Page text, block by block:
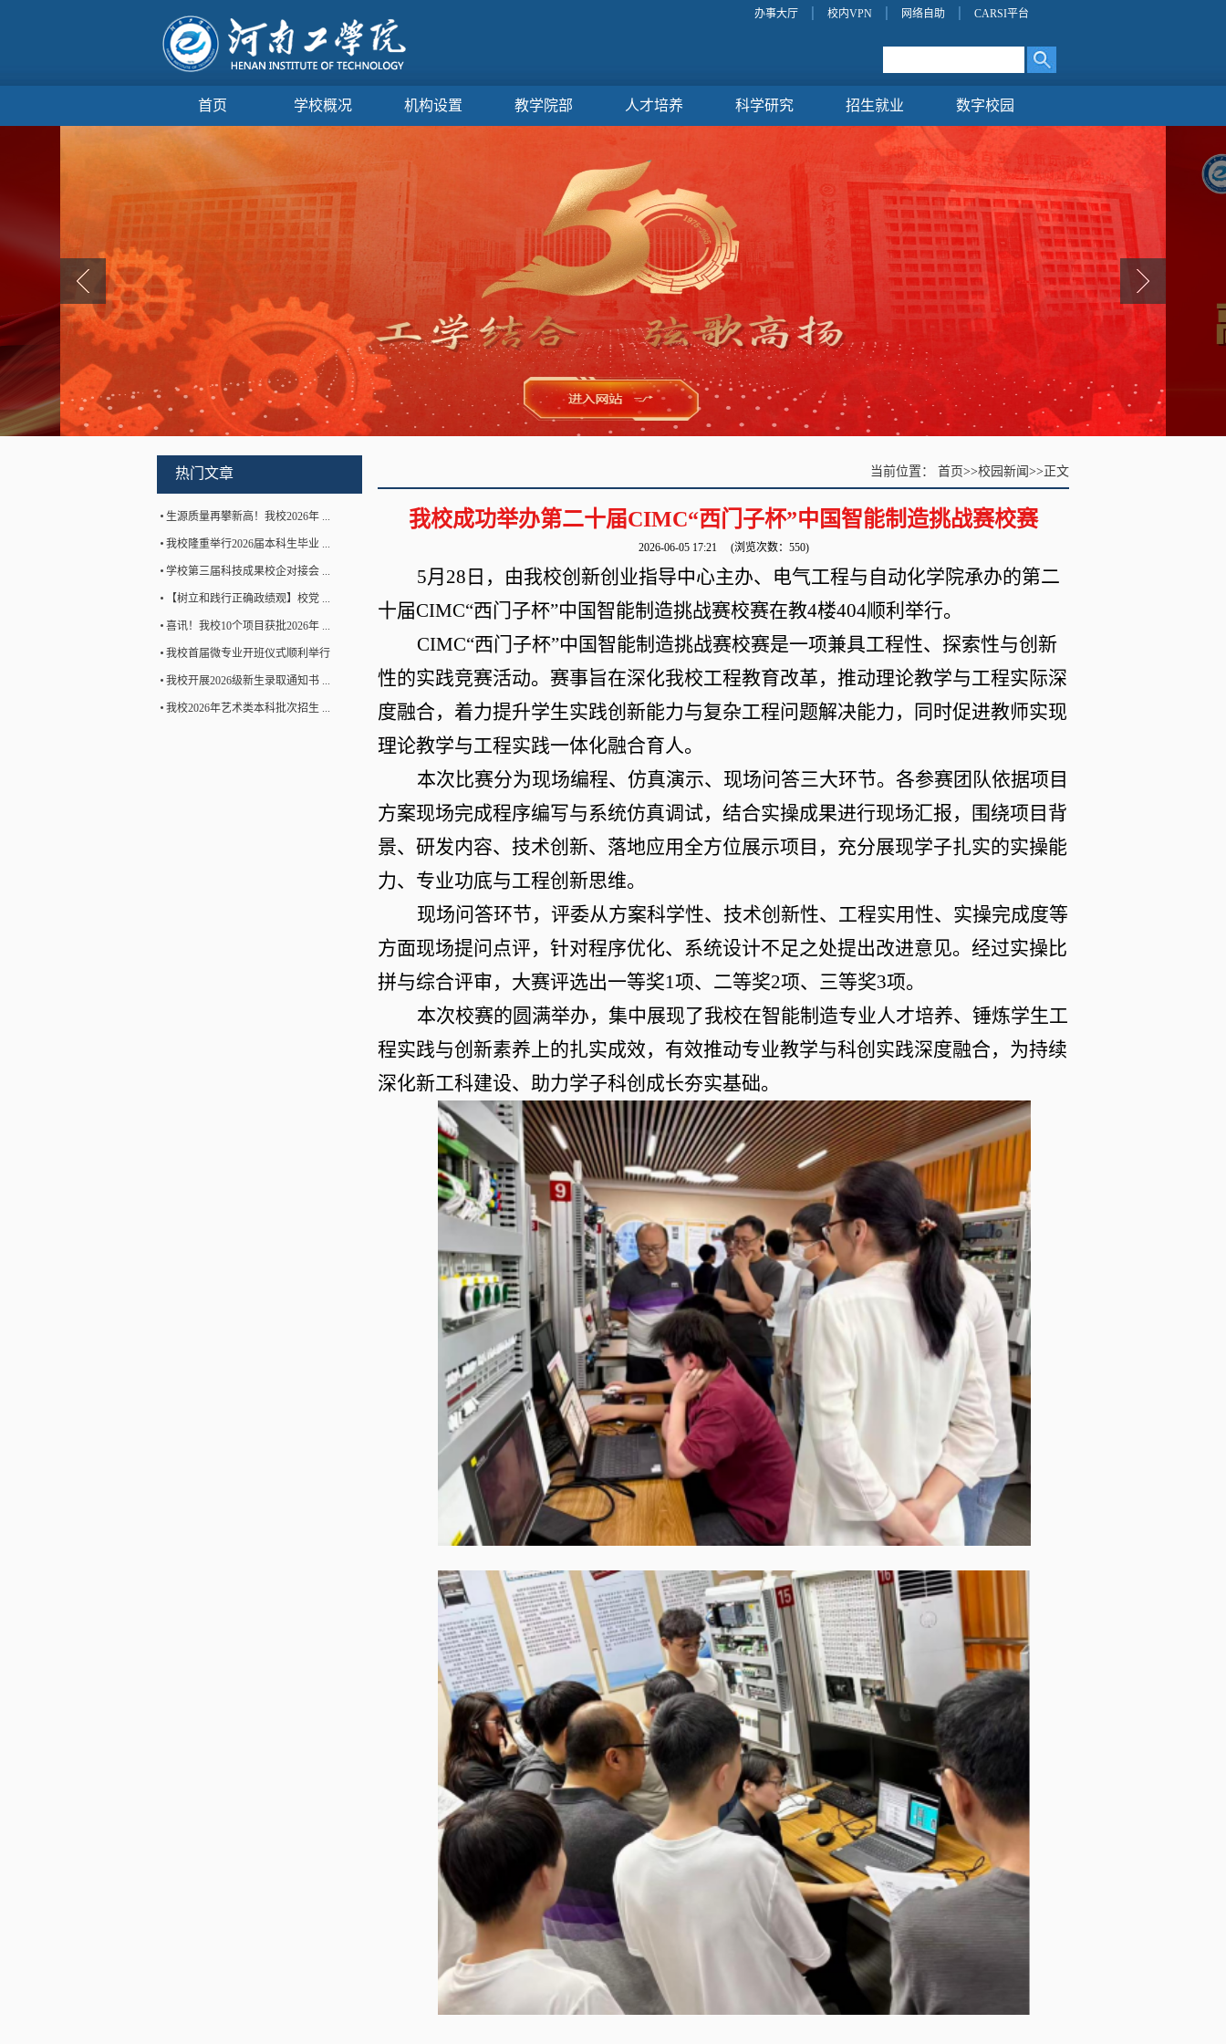
办事大厅 校内VPN 网络自助 CARSI平台
首页 学校概况 机构设置 教学院部 人才培养 科学研究 招生就业 数字校园
热门文章
生源质量再攀新高！我校2026年 ...
我校隆重举行2026届本科生毕业 ...
学校第三届科技成果校企对接会 ...
【树立和践行正确政绩观】校党 ...
喜讯！我校10个项目获批2026年 ...
我校首届微专业开班仪式顺利举行
我校开展2026级新生录取通知书 ...
我校2026年艺术类本科批次招生 ...
当前位置： 首页>>校园新闻 >> 正文
我校成功举办第二十届CIMC“西门子杯”中国智能制造挑战赛校赛
2026-06-05 17:21 (浏览次数： 550)
5月28日，由我校创新创业指导中心主办、电气工程与自动化学院承办的第二
十届CIMC“西门子杯”中国智能制造挑战赛校赛在教4楼404顺利举行。
CIMC“西门子杯”中国智能制造挑战赛校赛是一项兼具工程性、探索性与创新
性的实践竞赛活动。赛事旨在深化我校工程教育改革，推动理论教学与工程实际深
度融合，着力提升学生实践创新能力与复杂工程问题解决能力，同时促进教师实现
理论教学与工程实践一体化融合育人。
本次比赛分为现场编程、仿真演示、现场问答三大环节。各参赛团队依据项目
方案现场完成程序编写与系统仿真调试，结合实操成果进行现场汇报，围绕项目背
景、研发内容、技术创新、落地应用全方位展示项目，充分展现学子扎实的实操能
力、专业功底与工程创新思维。
现场问答环节，评委从方案科学性、技术创新性、工程实用性、实操完成度等
方面现场提问点评，针对程序优化、系统设计不足之处提出改进意见。经过实操比
拼与综合评审，大赛评选出一等奖1项、二等奖2项、三等奖3项。
本次校赛的圆满举办，集中展现了我校在智能制造专业人才培养、锤炼学生工
程实践与创新素养上的扎实成效，有效推动专业教学与科创实践深度融合，为持续
深化新工科建设、助力学子科创成长夯实基础。